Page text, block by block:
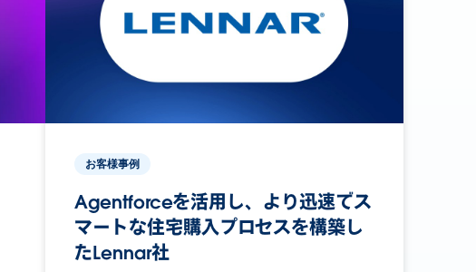
お客様事例
Agentforceを活用し、より迅速でス
マートな住宅購入プロセスを構築し
たLennar社